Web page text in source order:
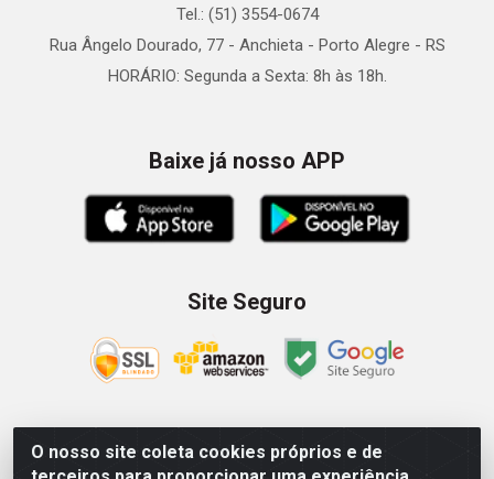
O nosso site coleta cookies próprios e de
Tel.: (51) 3554-0674
Rua Ângelo Dourado, 77 - Anchieta - Porto Alegre - RS
HORÁRIO: Segunda a Sexta: 8h às 18h.
Baixe já nosso APP
Site Seguro
Zein Importação e Comércio LTDA - Av. Senador Queiróz, 274